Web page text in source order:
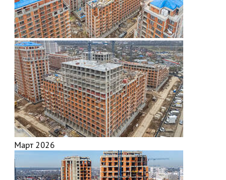
Март 2026